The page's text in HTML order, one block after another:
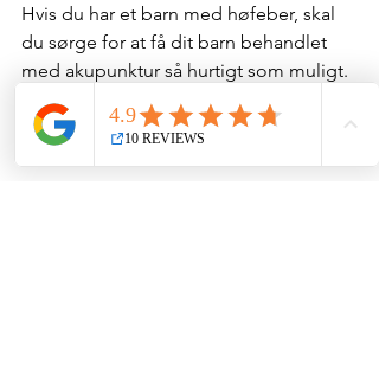
Hvis du har et barn med høfeber, skal
du sørge for at få dit barn behandlet
med akupunktur så hurtigt som muligt.
På grund af dit barns følsomme
konstitution er resultaterne bedre, jo